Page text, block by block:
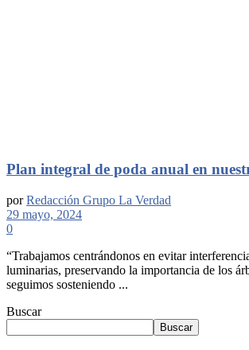
Plan integral de poda anual en
por Redacción Grupo La Verdad
29 mayo, 2024
0
“Trabajamos centrándonos en evitar
luminarias, preservando la importancia de los
seguimos sosteniendo ...
Buscar
Buscar